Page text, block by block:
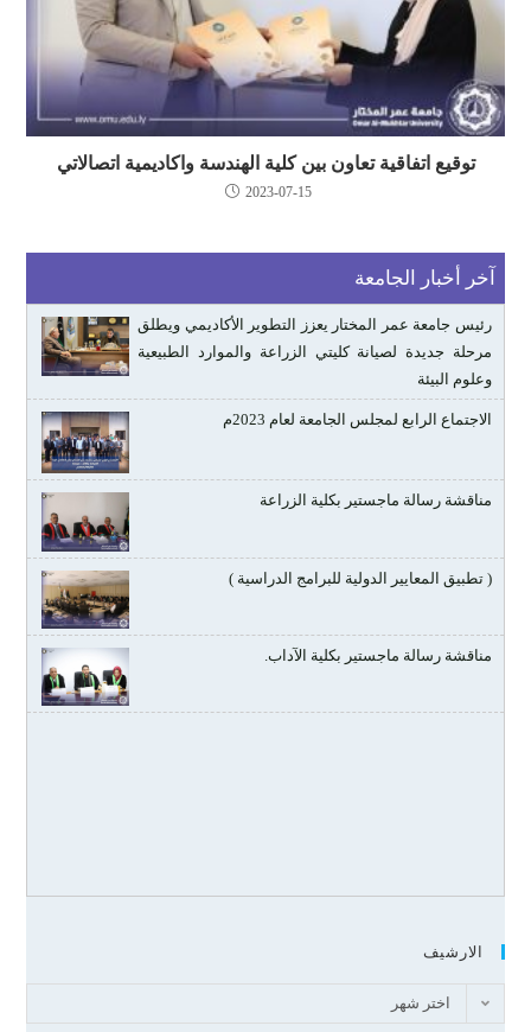
توقيع اتفاقية تعاون بين كلية الهندسة واكاديمية اتصالاتي
2023-07-15
آخر أخبار الجامعة
رئيس جامعة عمر المختار يعزز التطوير الأكاديمي ويطلق
مرحلة جديدة لصيانة كليتي الزراعة والموارد الطبيعية
وعلوم البيئة
الاجتماع الرابع لمجلس الجامعة لعام 2023م
مناقشة رسالة ماجستير بكلية الزراعة
( تطبيق المعايير الدولية للبرامج الدراسية )
مناقشة رسالة ماجستير بكلية الآداب.
الارشيف
اختر شهر